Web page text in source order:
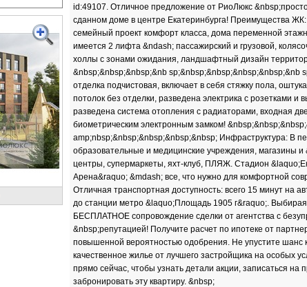
id:49107. Отличное предложение от РиоЛюкс
сданном доме в центре Екатеринбурга! Преимущества
семейный проект комфорт класса, дома переменной
имеется 2 лифта &ndash; пассажирский и грузовой,
холлы с зонами ожидания, ландшафтный дизайн
&nbsp;&nbsp;&nbsp;&nb sp;&nbsp;&nbsp;&nbsp;&nbsp;&nb
отделка подчистовая, включает в себя стяжку пола,
потолок без отделки, разведена электрика с розетками и
разведена система отопления с радиаторами, входная
биометрическим электронным замком!
amp;nbsp;&nbsp;&nbsp;&nbsp;&nbsp; Инфраструктура: В
образовательные и медицинские учреждения, магазины и
центры, супермаркеты, яхт-клуб, ПЛЯЖ. Стадион
Арена&raquo; &mdash; все, что нужно для комфортной
Отличная транспортная доступность: всего 15 минут на
до станции метро &laquo;Площадь 1905 г&raquo;.
БЕСПЛАТНОЕ сопровождение сделки от агентства с
&nbsp;репутацией! Получите расчет по ипотеке от
повышенной вероятностью одобрения. Не упустите шанс
качественное жилье от лучшего застройщика на особых
прямо сейчас, чтобы узнать детали акции, записаться на
забронировать эту квартиру. &nbsp;